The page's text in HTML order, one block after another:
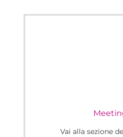
Vai alla sezione